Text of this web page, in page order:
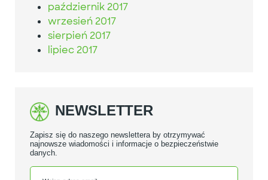
październik 2017
wrzesień 2017
sierpień 2017
lipiec 2017
NEWSLETTER
Zapisz się do naszego newslettera by otrzymywać
najnowsze wiadomości i informacje o bezpieczeństwie
danych.